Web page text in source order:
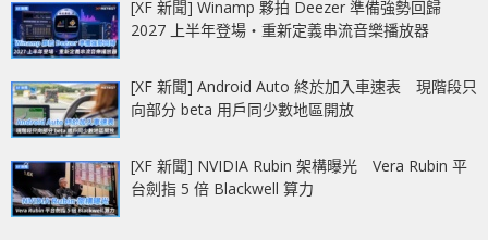
[XF 新聞] Winamp 夥拍 Deezer 準備強勢回歸
2027 上半年登場‧重新定義串流音樂播放器
[XF 新聞] Android Auto 終於加入車速表 現階段只
向部分 beta 用戶同少數地區開放
[XF 新聞] NVIDIA Rubin 架構曝光 Vera Rubin 平
台劍指 5 倍 Blackwell 算力